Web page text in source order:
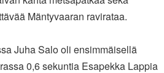
Mäntyvaaran ravirataa.
Juha Salo oli ensimmäisellä
0,6 sekuntia Esapekka Lappia